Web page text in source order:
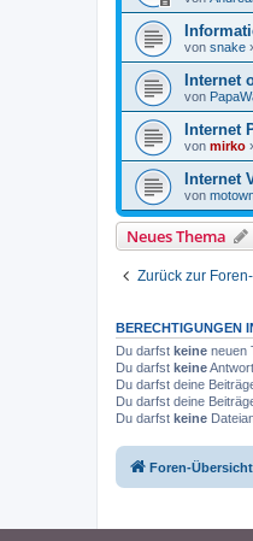
von snake
Internet
von
Internet
von mirko
Internet
von
Neues Thema
Zurück zur
BERECHTIGUNGEN
Du darfst keine neuen
Du darfst keine
Du darfst deine
Du darfst deine
Du darfst keine
Foren-Übersicht